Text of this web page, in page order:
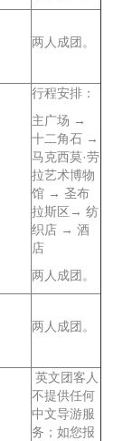
两人成团。
行程安排：
主广场 →
十二角石 →
马克西莫·劳
拉艺术博物
馆 → 圣布
拉斯区→ 纺
织店 → 酒
店
两人成团。
两人成团。
英文团客人
不提供任何
中文导游服
务；如您报